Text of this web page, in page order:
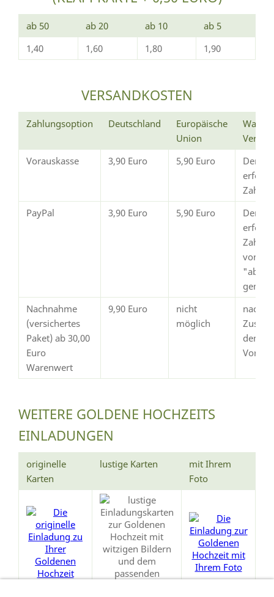
ab 50 ab 20 ab 10
ab 5
1,40
1,60 1,80 1,90
VERSANDKOSTEN
Zahlungsoption Deutschland
Europäische
Union
Wann
Vorauskasse
3,90 Euro 5,90 Euro
Der
erfolgt
PayPal
3,90 Euro 5,90 Euro
Der
von
Nachnahme
(versichertes
Paket) ab 30,00
Euro
Warenwert
9,90 Euro
nicht
möglich
nach
dem
WEITERE GOLDENE HOCHZEITS
EINLADUNGEN
originelle
Karten
lustige Karten
mit Ihrem
Foto